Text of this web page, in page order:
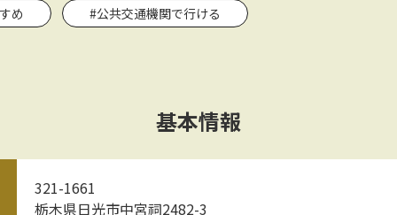
め #公共交通機関で行ける
基本情報
321-1661
栃木県日光市中宮祠2482-3